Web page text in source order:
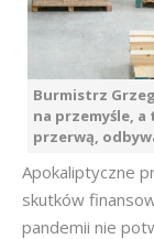
Burmistrz
na przemyśle,
przerwą,
Apokaliptyczne
skutków
pandemii nie